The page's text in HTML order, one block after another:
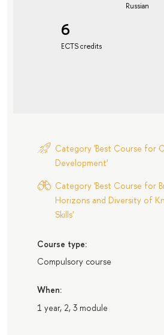
Russian
6
ECTS credits
Category 'Best Course for
Development'
Category 'Best Course for
Horizons and Diversity of
Skills'
Course type:
Compulsory course
When:
1 year, 2, 3 module